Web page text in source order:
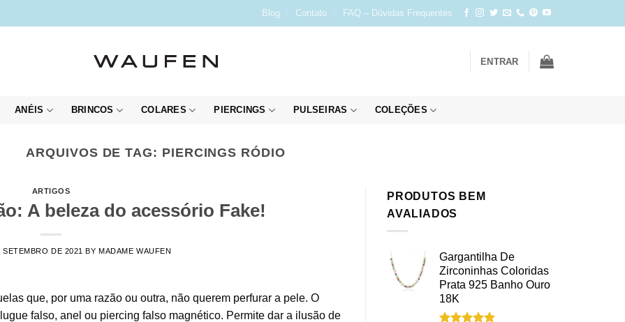
Blog Contato FAQ – Dúvidas Frequentes
ENTRAR
ANÉIS BRINCOS COLARES PIERCINGS PULSEIRAS COLEÇÕES
ARQUIVOS DE TAG: PIERCINGS RÓDIO
ARTIGOS
A beleza do acessório Fake!
SETEMBRO DE 2021 BYMADAME WAUFEN
que, por uma razão ou outra, não querem perfurar a pele. O
falso, anel ou piercing falso magnético. Permite dar a ilusão de
PRODUTOS BEM
AVALIADOS
Gargantilha De
Zirconinhas Coloridas
Prata 925 Banho Ouro
18K